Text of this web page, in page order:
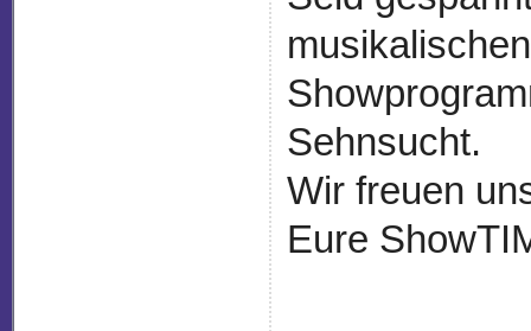
Sehnsucht.
Wir freuen
Eure